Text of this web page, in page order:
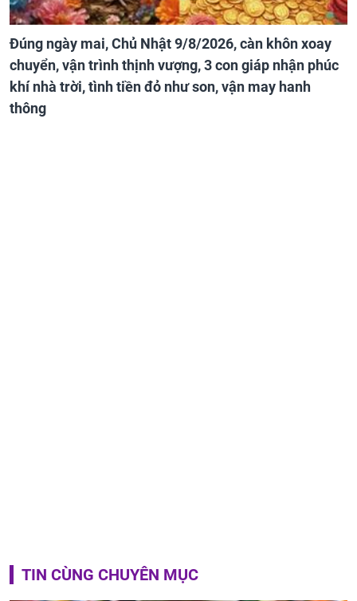
Đúng ngày mai, Chủ Nhật 9/8/2026, càn khôn xoay
chuyển, vận trình thịnh vượng, 3 con giáp nhận phúc
khí nhà trời, tình tiền đỏ như son, vận may hanh
thông
TIN CÙNG CHUYÊN MỤC